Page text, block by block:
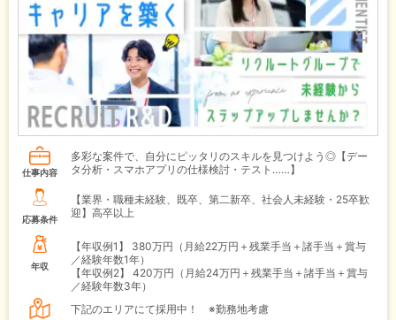
仕事内容
多彩な案件で、自分にピッタリのスキルを見つけよう◎【デー
タ分析・スマホアプリの仕様検討・テスト……】
応募条件
【業界・職種未経験、既卒、第二新卒、社会人未経験・25卒歓
迎】高卒以上
年収
【年収例1】
380万円（月給22万円＋残業手当＋諸手当＋賞与
／経験年数1年）
【年収例2】
420万円（月給24万円＋残業手当＋諸手当＋賞与
／経験年数3年）
下記のエリアにて採用中！ ※勤務地考慮